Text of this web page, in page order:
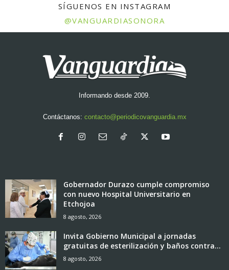
SÍGUENOS EN INSTAGRAM
@VANGUARDIASONORA
Informando desde 2009.
Contáctanos: contacto@periodicovanguardia.mx
Gobernador Durazo cumple compromiso
con nuevo Hospital Universitario en
Etchojoa
8 agosto, 2026
Invita Gobierno Municipal a jornadas
gratuitas de esterilización y baños contra...
8 agosto, 2026